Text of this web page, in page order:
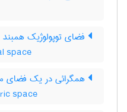
فضای توپولوژیک همبند
space
همگرائی در یک فضای
space